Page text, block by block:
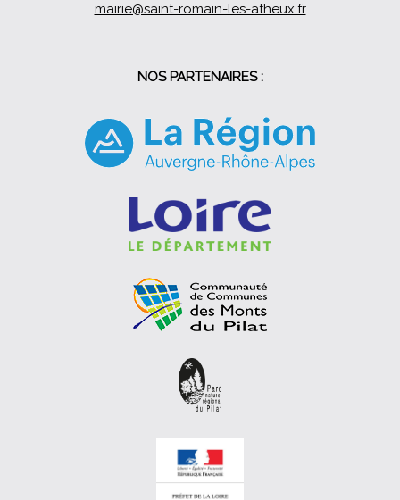
NOS PARTENAIRES :
mairie@saint-romain-les-atheux.fr